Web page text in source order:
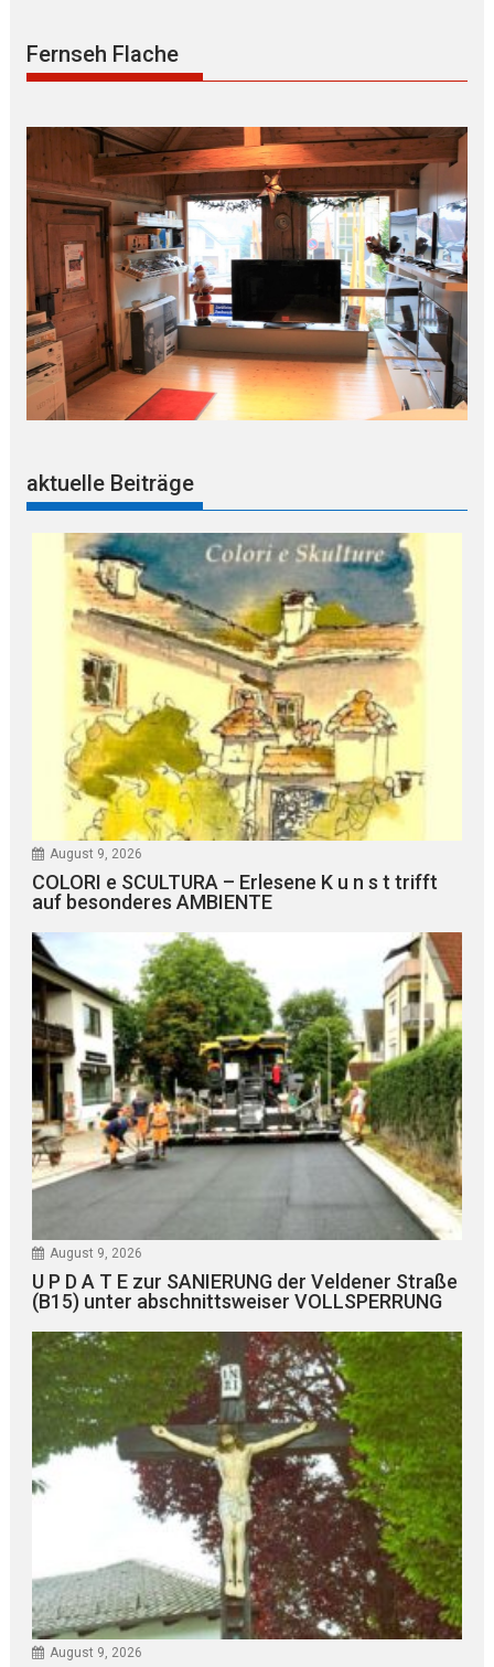
Fernseh Flache
aktuelle Beiträge
August 9, 2026
COLORI e SCULTURA – Erlesene K u n s t trifft
auf besonderes AMBIENTE
August 9, 2026
U P D A T E zur SANIERUNG der Veldener Straße
(B15) unter abschnittsweiser VOLLSPERRUNG
August 9, 2026